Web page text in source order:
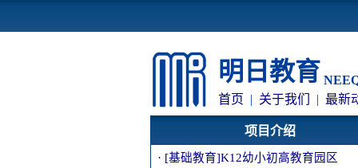
明日教育
首页 | 关于我们 | 最新
项目介绍
· [基础教育]K12幼小初高教育园区